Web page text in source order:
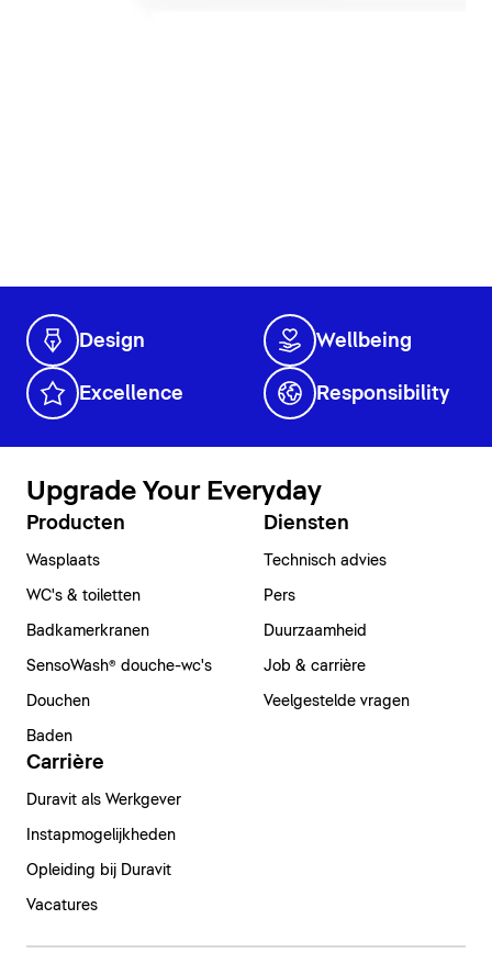
Design Wellbeing
Excellence Responsibility
Upgrade Your Everyday
Producten
Wasplaats
WC's & toiletten
Badkamerkranen
SensoWash® douche-wc's
Douchen
Baden
Diensten
Technisch advies
Pers
Duurzaamheid
Job & carrière
Veelgestelde vragen
Carrière
Duravit als Werkgever
Instapmogelijkheden
Opleiding bij Duravit
Vacatures